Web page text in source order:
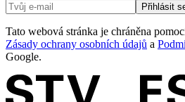
Přihlásit
Tato webová stránka je chráněna
Zásady ochrany osobních údajů a
Google.